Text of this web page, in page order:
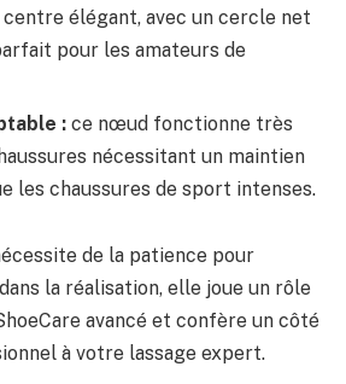
centre élégant, avec un cercle net
pour les amateurs de
: ce nœud fonctionne très
nécessitant un maintien
les chaussures de sport intenses.
de la patience pour
la réalisation, elle joue un rôle
avancé et confère un côté
à votre lassage expert.